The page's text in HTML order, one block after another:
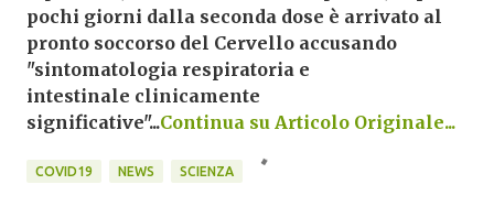
pochi giorni dalla seconda dose è arrivato al
pronto soccorso del Cervello accusando
"sintomatologia respiratoria e
intestinale clinicamente
significative"...Continua su Articolo Originale...
COVID19 NEWS SCIENZA